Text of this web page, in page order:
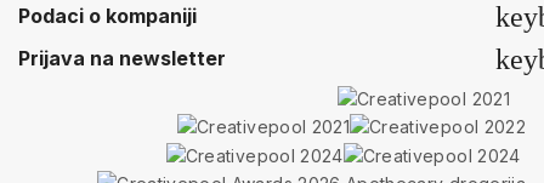
Podaci o kompaniji
Prijava na newsletter